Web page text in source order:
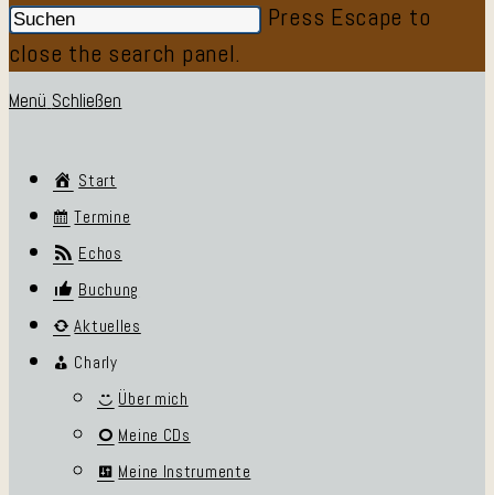
Press Escape to
close the search panel.
Menü Schließen
Start
Termine
Echos
Buchung
Aktuelles
Charly
Über mich
Meine CDs
Meine Instrumente